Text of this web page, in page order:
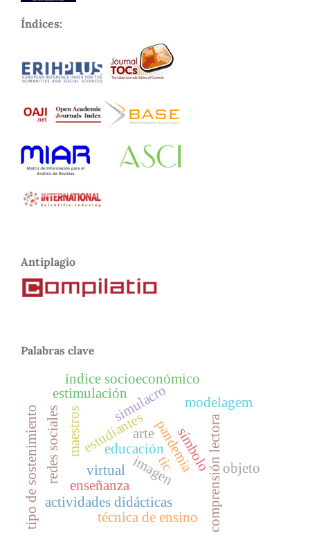
Índices:
Antiplagio
Palabras clave
educaciónpandemia
virtual
estudiantes
maestros
enseñanza comprensión lectora
actividades didácticas
símbolo objeto
simulacro
imagen
arte
tic
técnica de ensino
modelagem
tipo de sostenimiento
índice socioeconómico
estimulación
redes sociales